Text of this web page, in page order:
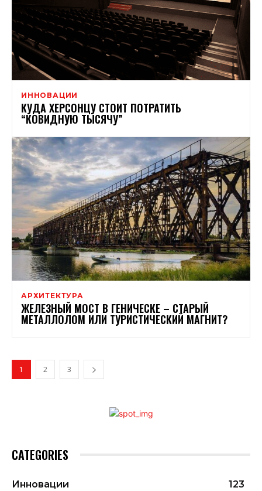
ИННОВАЦИИ
КУДА ХЕРСОНЦУ СТОИТ ПОТРАТИТЬ
“КОВИДНУЮ ТЫСЯЧУ”
АРХИТЕКТУРА
ЖЕЛЕЗНЫЙ МОСТ В ГЕНИЧЕСКЕ – СТАРЫЙ
МЕТАЛЛОЛОМ ИЛИ ТУРИСТИЧЕСКИЙ МАГНИТ?
1 2 3
CATEGORIES
Инновации
123